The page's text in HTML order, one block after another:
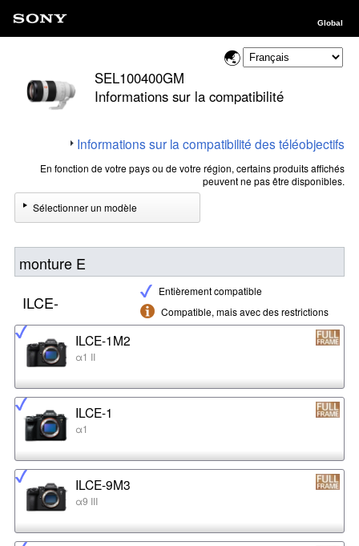
Global
SEL100400GM
Informations sur la compatibilité
Informations sur la compatibilité des téléobjectifs
En fonction de votre pays ou de votre région, certains produits affichés
peuvent ne pas être disponibles.
Sélectionner un modèle
monture E
Entièrement compatible
Compatible, mais avec des restrictions
ILCE-
ILCE-1M2
α1 II
ILCE-1
α1
ILCE-9M3
α9 III